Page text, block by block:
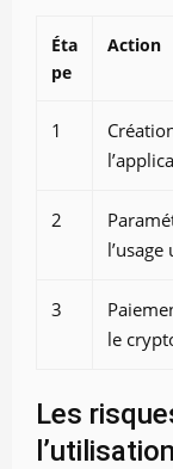
Éta
pe
Action
1
2
3
le
Les